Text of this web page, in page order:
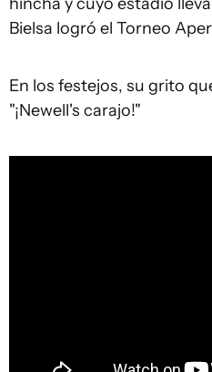
Bielsa logró el Torneo
En los festejos, su grito
"¡Newell's carajo!"